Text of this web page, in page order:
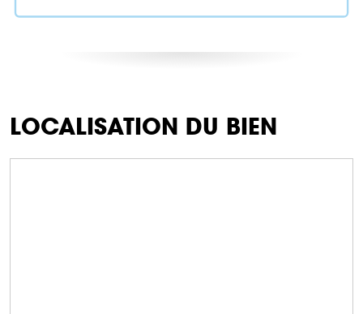
LOCALISATION DU BIEN